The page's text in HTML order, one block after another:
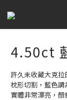
4.50ct
許久未收藏大克拉
枕形切割，藍色調
實體非常漂亮，顏